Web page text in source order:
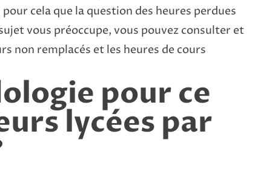
cela que la question des heures perdues
vous préoccupe, vous pouvez consulter et
non remplacés et les heures de cours
pour ce
lycées par